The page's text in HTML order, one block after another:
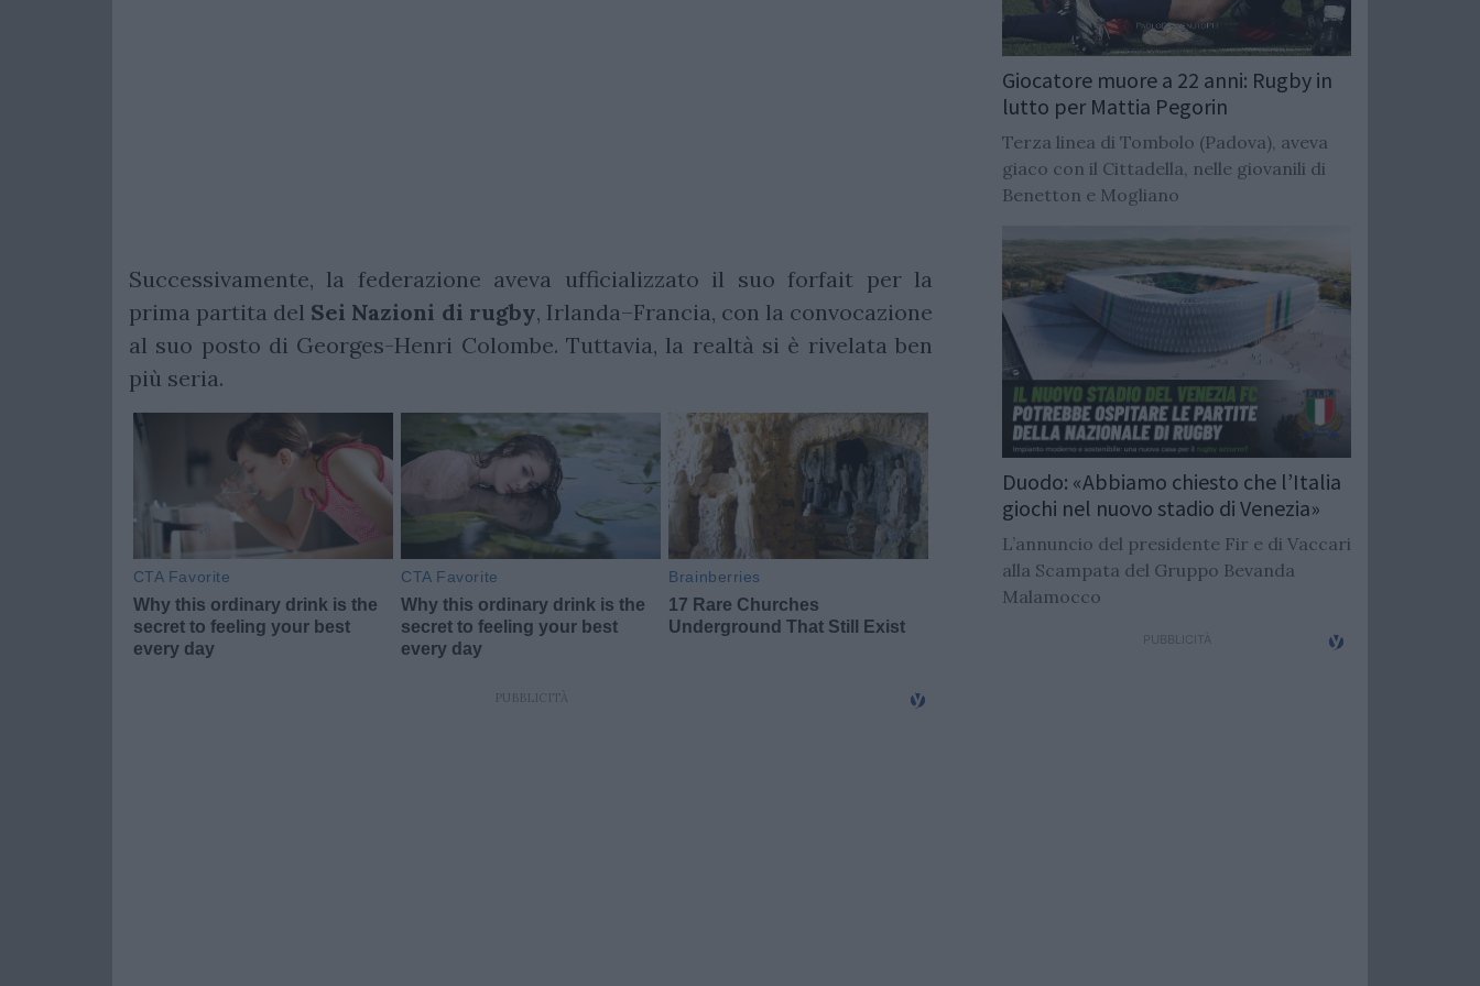
Successivamente, la federazione aveva ufficializzato il suo forfait per la
prima partita del Sei Nazioni di rugby, Irlanda–Francia, con la convocazione
al suo posto di Georges-Henri Colombe. Tuttavia, la realtà si è rivelata ben
più seria.
Giocatore muore a 22 anni: Rugby in
lutto per Mattia Pegorin
Terza linea di Tombolo (Padova), aveva
giaco con il Cittadella, nelle giovanili di
Benetton e Mogliano
Duodo: «Abbiamo chiesto che l’Italia
giochi nel nuovo stadio di Venezia»
L’annuncio del presidente Fir e di Vaccari
alla Scampata del Gruppo Bevanda
Malamocco